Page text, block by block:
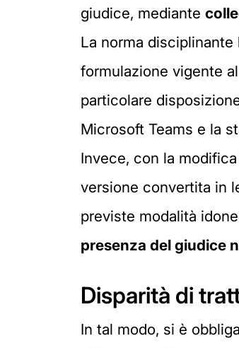
giudice, mediante
La norma
formulazione vigente
particolare
Microsoft Teams e la
Invece, con la
versione convertita in
previste modalità
presenza del giudice
Disparità di
In tal modo, si è